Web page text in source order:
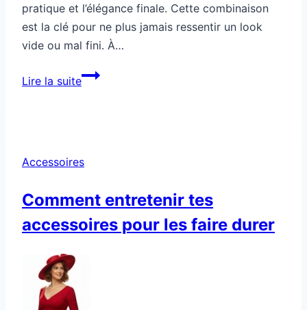
pratique et l’élégance finale. Cette combinaison
est la clé pour ne plus jamais ressentir un look
vide ou mal fini. À…
Lire la suiteAccessoires
quoi
Accessoires
Accessoires
Comment entretenir tes
accessoires pour les faire durer